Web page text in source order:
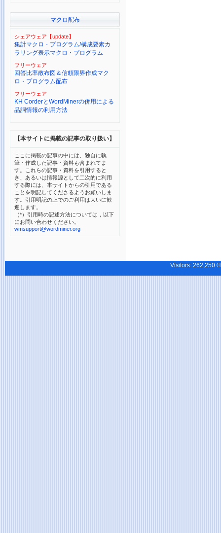
マクロ配布
シェアウェア【update】
集計マクロ・プログラム/構成要素カ
ラリング表示マクロ・プログラム
フリーウェア
回答比率散布図＆信頼限界作成マク
ロ・プログラム配布
フリーウェア
KH CorderとWordMinerの併用による
品詞情報の利用方法
【本サイトに掲載の記事の取り扱い】
ここに掲載の記事の中には、独自に執
筆・作成した記事・資料も含まれてま
す。これらの記事・資料を引用すると
き、あるいは情報源として二次的に利用
する際には、本サイトからの引用である
ことを明記してくださるようお願いしま
す。引用明記の上でのご利用は大いに歓
迎します。
（*）引用時の記述方法については，以下
にお問い合わせください。
wmsupport@wordminer.org
Visitors: 262,250